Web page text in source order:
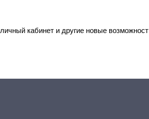
кабинет и другие новые